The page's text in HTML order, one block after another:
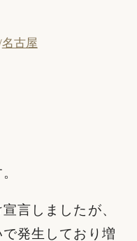
名古屋
言しましたが、
発生しており増